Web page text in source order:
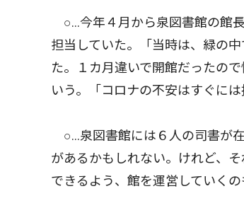
○…今年４月から泉図書館の館
担当していた。「当時は、緑の
た。１カ月違いで開館だったの
いう。「コロナの不安はすぐに
○…泉図書館には６人の司書が
があるかもしれない。けれど、
できるよう、館を運営していく